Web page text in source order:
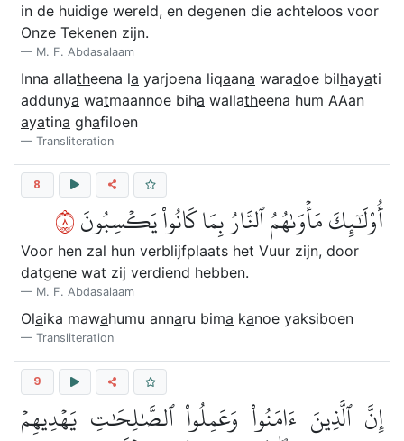
in de huidige wereld, en degenen die achteloos voor
Onze Tekenen zijn.
M. F. Abdasalaam
Inna allatheena la yarjoena liqaana waradoe bilhayati
addunya watmaannoe biha wallatheena hum AAan
ayatina ghafiloen
Transliteration
8
أُوْلَٰٓئِكَ مَأۡوَىٰهُمُ ٱلنَّارُ بِمَا كَانُواْ يَكۡسِبُونَ٨
Voor hen zal hun verblijfplaats het Vuur zijn, door
datgene wat zij verdiend hebben.
M. F. Abdasalaam
Olaika mawahumu annaru bima kanoe yaksiboen
Transliteration
9
إِنَّ ٱلَّذِينَ ءَامَنُواْ وَعَمِلُواْ ٱلصَّٰلِحَٰتِ يَهۡدِيهِمۡ